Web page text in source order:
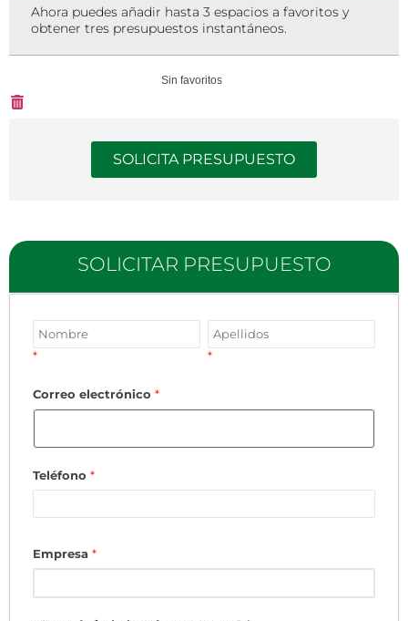
Ahora puedes añadir hasta 3 espacios a favoritos y
obtener tres presupuestos instantáneos.
Sin favoritos
SOLICITA PRESUPUESTO
SOLICITAR PRESUPUESTO
* *
Correo electrónico *
Teléfono *
Empresa *